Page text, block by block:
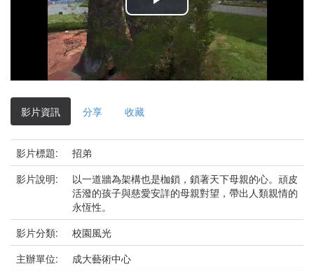
播
放
影
影片資訊 分享 收藏
影片標題:
招弟
影片說明:
以一道牆為架構也是枷鎖，鎖著天下母親的心。頑皮
活潑的孩子與慈愛安詳的母親對望，帶出人類親情的
永恆性。
影片分類:
校園風光
主辦單位:
成大藝術中心